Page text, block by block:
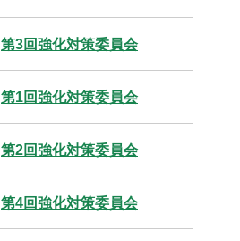
第3回強化対策委員会
第1回強化対策委員会
第2回強化対策委員会
第4回強化対策委員会